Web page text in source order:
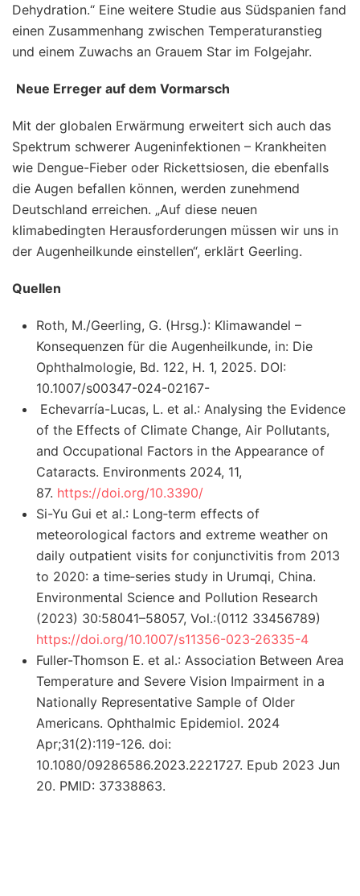
Dehydration.“ Eine weitere Studie aus Südspanien fand
einen Zusammenhang zwischen Temperaturanstieg
und einem Zuwachs an Grauem Star im Folgejahr.
Neue Erreger auf dem Vormarsch
Mit der globalen Erwärmung erweitert sich auch das
Spektrum schwerer Augeninfektionen – Krankheiten
wie Dengue-Fieber oder Rickettsiosen, die ebenfalls
die Augen befallen können, werden zunehmend
Deutschland erreichen. „Auf diese neuen
klimabedingten Herausforderungen müssen wir uns in
der Augenheilkunde einstellen“, erklärt Geerling.
Quellen
Roth, M./Geerling, G. (Hrsg.): Klimawandel –
Konsequenzen für die Augenheilkunde, in: Die
Ophthalmologie, Bd. 122, H. 1, 2025. DOI:
10.1007/s00347-024-02167-
Echevarría-Lucas, L. et al.: Analysing the Evidence
of the Effects of Climate Change, Air Pollutants,
and Occupational Factors in the Appearance of
Cataracts. Environments 2024, 11,
87. https://doi.org/10.3390/
Si-Yu Gui et al.: Long‑term effects of
meteorological factors and extreme weather on
daily outpatient visits for conjunctivitis from 2013
to 2020: a time‑series study in Urumqi, China.
Environmental Science and Pollution Research
(2023) 30:58041–58057, Vol.:(0112 33456789)
https://doi.org/10.1007/s11356-023-26335-4
Fuller-Thomson E. et al.: Association Between Area
Temperature and Severe Vision Impairment in a
Nationally Representative Sample of Older
Americans. Ophthalmic Epidemiol. 2024
Apr;31(2):119-126. doi:
10.1080/09286586.2023.2221727. Epub 2023 Jun
20. PMID: 37338863.